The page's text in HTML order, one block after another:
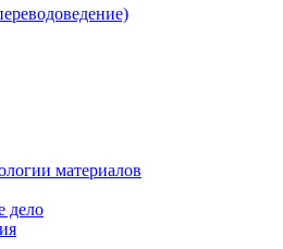
материалов
дело